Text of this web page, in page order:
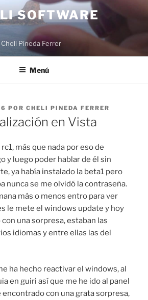
SOFTWARE
Pineda Ferrer
Menú
POR CHELI PINEDA FERRER
en Vista
más que nada por eso de
y luego poder hablar de él sin
ya había instalado la beta1 pero
nunca se me olvidó la contraseña.
más o menos entro para ver
le mete el windows update y hoy
una sorpresa, estaban las
idiomas y entre ellas las del
ha hecho reactivar el windows, al
en guiri así que me he ido al panel
con una grata sorpresa,